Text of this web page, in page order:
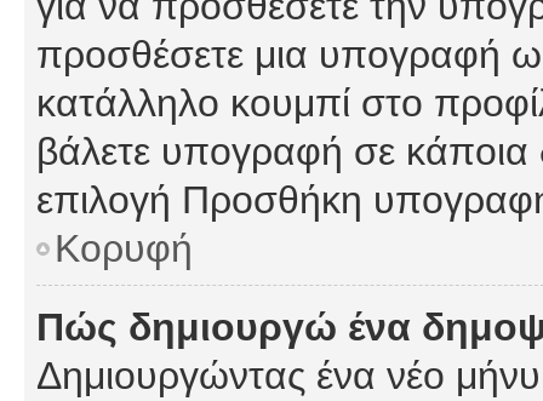
προσθέσετε μια υπογραφή
κατάλληλο κουμπί στο
βάλετε υπογραφή σε κάποια
επιλογή Προσθήκη
Κορυφή
Πώς δημιουργώ ένα
Δημιουργώντας ένα νέο